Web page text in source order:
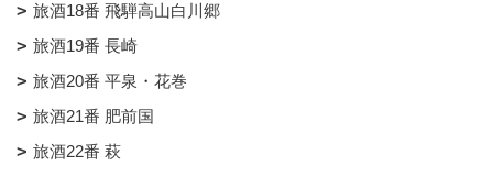
旅酒18番 飛騨高山白川郷
旅酒19番 長崎
旅酒20番 平泉・花巻
旅酒21番 肥前国
旅酒22番 萩